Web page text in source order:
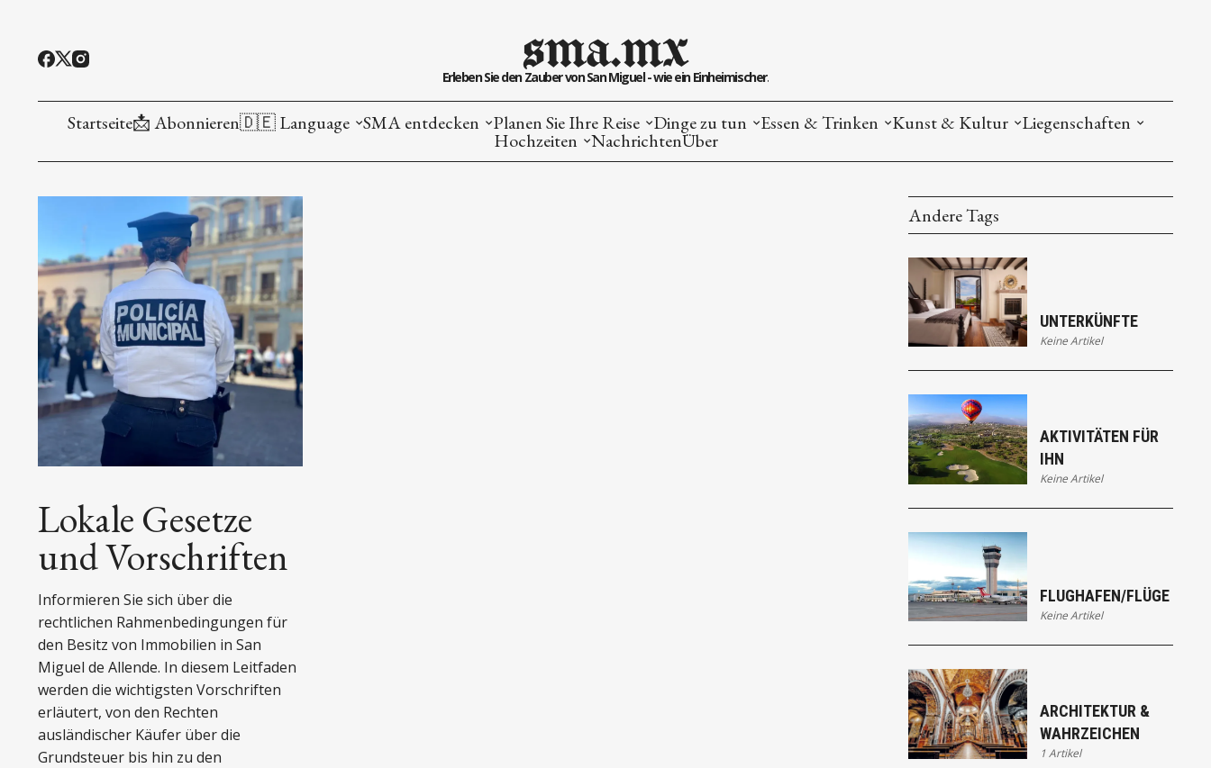
sma.mx
Erleben Sie den Zauber von San Miguel - wie ein Einheimischer.
Startseite📩 Abonnieren🇩🇪 Language SMA entdecken Planen Sie Ihre Reise Dinge zu tun Essen & Trinken Kunst & Kultur Liegenschaften
Hochzeiten NachrichtenÜber
Lokale Gesetze
und Vorschriften
Informieren Sie sich über die
rechtlichen Rahmenbedingungen für
den Besitz von Immobilien in San
Miguel de Allende. In diesem Leitfaden
werden die wichtigsten Vorschriften
erläutert, von den Rechten
ausländischer Käufer über die
Grundsteuer bis hin zu den
Andere Tags
UNTERKÜNFTE
Keine Artikel
AKTIVITÄTEN FÜR
IHN
Keine Artikel
FLUGHAFEN/FLÜGE
Keine Artikel
ARCHITEKTUR &
WAHRZEICHEN
1 Artikel